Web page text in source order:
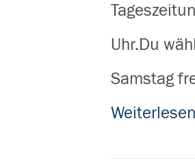
Uhr.Du
Samstag
Weiterlesen